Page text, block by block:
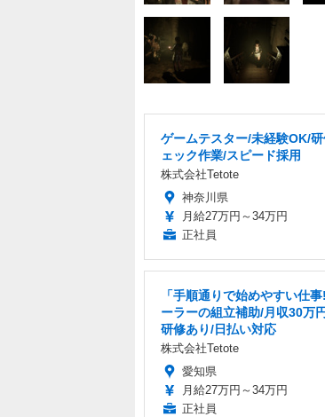
ゲームテスター/未経験OK/
ェック作業/スピード採用
株式会社Tetote
神奈川県
月給27万円～34万円
正社員
「手順通りで始めやすい仕
ーラーの組立補助/月収30万
研修あり/日払い対応
株式会社Tetote
愛知県
月給27万円～34万円
正社員